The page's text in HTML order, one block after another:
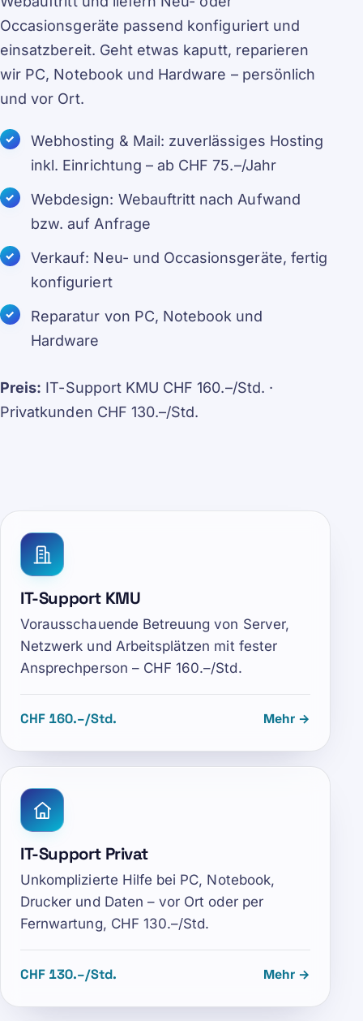
Occasionsgeräte passend konfiguriert und
einsatzbereit. Geht etwas kaputt, reparieren
wir PC, Notebook und Hardware – persönlich
und vor Ort.
Webhosting & Mail: zuverlässiges Hosting
inkl. Einrichtung – ab CHF 75.–/Jahr
Webdesign: Webauftritt nach Aufwand
bzw. auf Anfrage
Verkauf: Neu- und Occasionsgeräte, fertig
konfiguriert
Reparatur von PC, Notebook und
Hardware
Preis: IT-Support KMU CHF 160.–/Std. ·
Privatkunden CHF 130.–/Std.
IT-Support KMU
Vorausschauende Betreuung von Server,
Netzwerk und Arbeitsplätzen mit fester
Ansprechperson – CHF 160.–/Std.
CHF 160.–/Std. Mehr →
IT-Support Privat
Unkomplizierte Hilfe bei PC, Notebook,
Drucker und Daten – vor Ort oder per
Fernwartung, CHF 130.–/Std.
CHF 130.–/Std. Mehr →